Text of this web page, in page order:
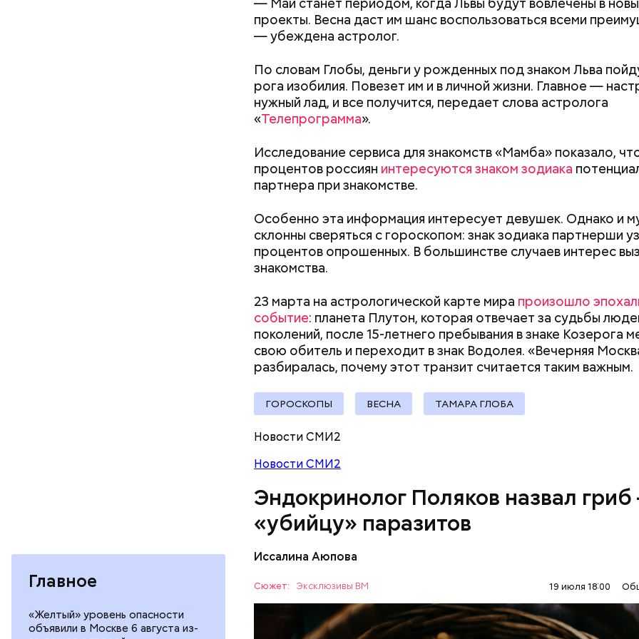
Главное
«Желтый» уровень опасности
объявили в Москве 6 августа из-
проекты. Весна даст им шанс воспользоваться всеми
— убеждена астролог.
По словам Глобы, деньги у рожденных под знаком Льва
рога изобилия. Повезет им и в личной жизни. Главное —
нужный лад, и все получится, передает слова астролога
«Телепрограмма».
Исследование сервиса для знакомств «Мамба» показало,
процентов россиян интересуются знаком зодиака
партнера при знакомстве.
Особенно эта информация интересует девушек. Однако и
склонны сверяться с гороскопом: знак зодиака партнерши
процентов опрошенных. В большинстве случаев интерес
знакомства.
23 марта на астрологической карте мира произошло
событие: планета Плутон, которая отвечает за судьбы
поколений, после 15-летнего пребывания в знаке Козерога
свою обитель и переходит в знак Водолея. «Вечерняя
разбиралась, почему этот транзит считается таким важным.
ГОРОСКОПЫ ВЕСНА ТАМАРА ГЛОБА
Новости СМИ2
Новости СМИ2
Эндокринолог Поляков назвал
«убийцу» паразитов
Иссалина Аюпова
Сюжет: Эксклюзивы ВМ 19 июля 18:00
комбинация позволяет разрушать яйца некоторых
Использование лисичек считается оптимальным среди
антипаразитарных программ, — подчеркнул специалист.
они подавляют рост патогенных дрожжей в тонком и
кишечнике, сообщил врач.
ВРАЧИ ГРИБЫ ПРОДУКТЫ
При встрече с шаровой молнией важно не паниковать,
Бычков:
нужно застыть на месте и не двигаться;
нельзя ни в коем случае махать руками;
не стоит пытаться «поймать» молнию или потрогать,
рублей от государства при
трудной ситуации: кто может
претендовать и какие нужны
документы
реновации в
искать